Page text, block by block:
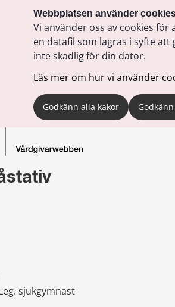
Webbplatsen använder
Vi använder oss av cookies
en datafil som lagras i syfte
inte skadlig för din dator.
Läs mer om hur vi använder
Godkänn alla kakor
sjukgymnast